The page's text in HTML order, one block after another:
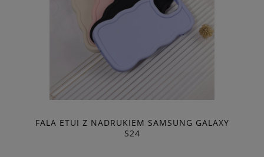
FALA ETUI Z NADRUKIEM SAMSUNG GALAXY
S24